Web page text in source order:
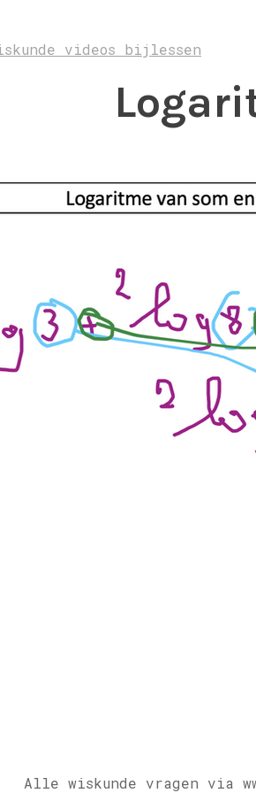
videos bijlessen
Alle wiskunde vragen via